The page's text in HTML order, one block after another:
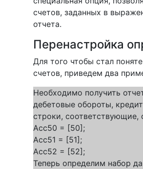
счетов, заданных в
отчета.
Перенастройка
Для того чтобы стал
счетов, приведем два
Необходимо получить
дебетовые обороты,
строки,
Acc50 = [50];
Acc51 = [51];
Acc52 = [52];
Теперь определим набор